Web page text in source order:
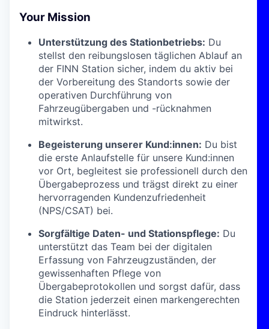
Your Mission
Unterstützung des Stationbetriebs: Du
stellst den reibungslosen täglichen Ablauf an
der FINN Station sicher, indem du aktiv bei
der Vorbereitung des Standorts sowie der
operativen Durchführung von
Fahrzeugübergaben und -rücknahmen
mitwirkst.
Begeisterung unserer Kund:innen: Du bist
die erste Anlaufstelle für unsere Kund:innen
vor Ort, begleitest sie professionell durch den
Übergabeprozess und trägst direkt zu einer
hervorragenden Kundenzufriedenheit
(NPS/CSAT) bei.
Sorgfältige Daten- und Stationspflege: Du
unterstützt das Team bei der digitalen
Erfassung von Fahrzeugzuständen, der
gewissenhaften Pflege von
Übergabeprotokollen und sorgst dafür, dass
die Station jederzeit einen markengerechten
Eindruck hinterlässt.